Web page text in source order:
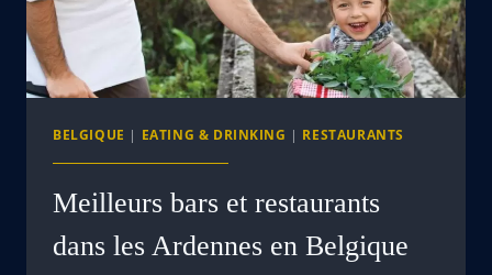
BELGIQUE | EATING & DRINKING | RESTAURANTS
Meilleurs bars et restaurants
dans les Ardennes en Belgique